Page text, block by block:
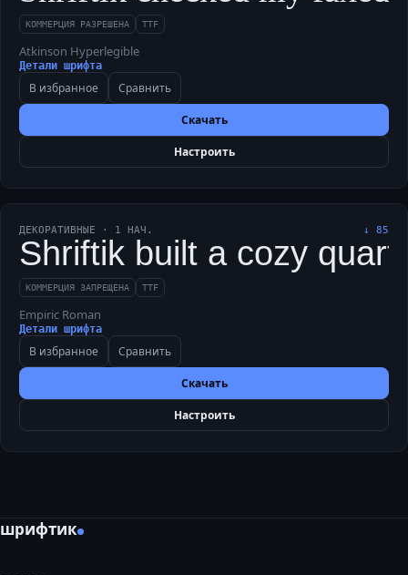
КОММЕРЦИЯ РАЗРЕШЕНА TTF
Atkinson Hyperlegible
Детали шрифта
В избранное Сравнить
Скачать
Настроить
ДЕКОРАТИВНЫЕ · 1 НАЧ. ↓ 85
Shriftik built a cozy
КОММЕРЦИЯ ЗАПРЕЩЕНА TTF
Empiric Roman
Детали шрифта
В избранное Сравнить
Скачать
Настроить
шрифтик